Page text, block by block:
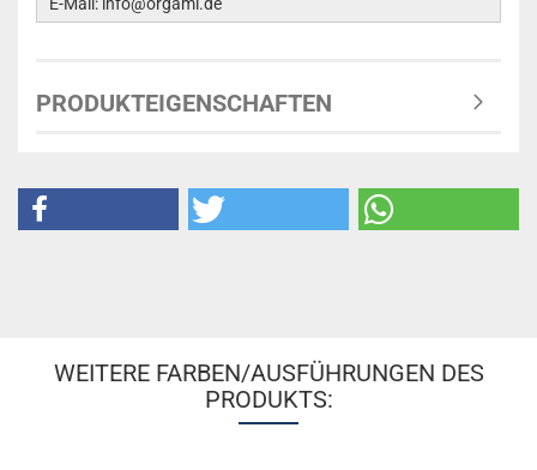
PRODUKTEIGENSCHAFTEN
WEITERE FARBEN/AUSFÜHRUNGEN DES
PRODUKTS: